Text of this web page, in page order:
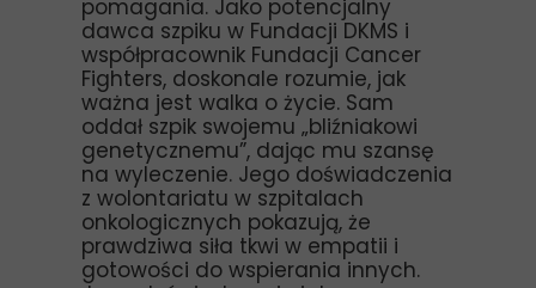
pomagania. Jako potencjalny
dawca szpiku w Fundacji DKMS i
współpracownik Fundacji Cancer
Fighters, doskonale rozumie, jak
ważna jest walka o życie. Sam
oddał szpik swojemu „bliźniakowi
genetycznemu”, dając mu szansę
na wyleczenie. Jego doświadczenia
z wolontariatu w szpitalach
onkologicznych pokazują, że
prawdziwa siła tkwi w empatii i
gotowości do wspierania innych.